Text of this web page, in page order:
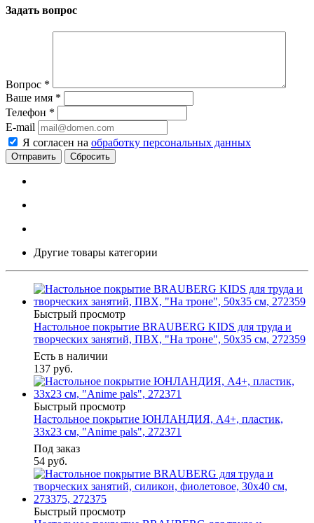
Задать вопрос
Вопрос *
Ваше имя *
Телефон *
E-mail
Я согласен на обработку персональных данных
Сбросить
Другие товары категории
Быстрый просмотр
Настольное покрытие BRAUBERG KIDS для труда и
творческих занятий, ПВХ, "На троне", 50х35 см, 272359
Есть в наличии
137 руб.
Быстрый просмотр
Настольное покрытие ЮНЛАНДИЯ, А4+, пластик,
33x23 см, "Anime pals", 272371
Под заказ
54 руб.
Быстрый просмотр